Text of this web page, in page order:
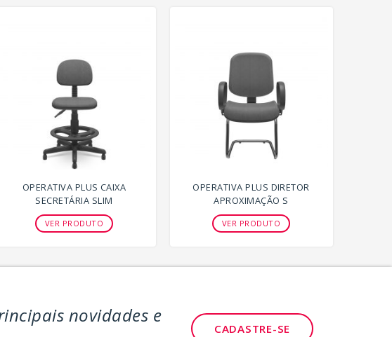
OPERATIVA PLUS CAIXA
SECRETÁRIA SLIM
VER PRODUTO
OPERATIVA PLUS DIRETOR
APROXIMAÇÃO S
VER PRODUTO
novidades e
CADASTRE-SE